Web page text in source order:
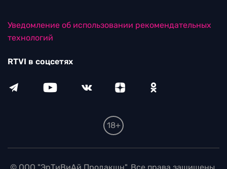
Уведомление об использовании рекомендательных
технологий
RTVI в соцсетях
18+